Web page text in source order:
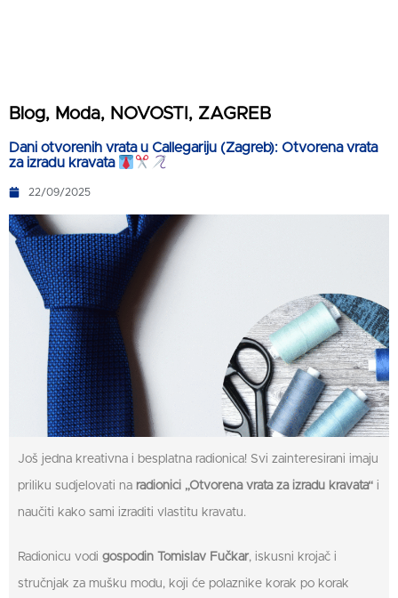
Blog, Moda, NOVOSTI , ZAGREB
Dani otvorenih vrata u Callegariju (Zagreb): Otvorena vrata
za izradu kravata
22/09/2025
Još jedna kreativna i besplatna radionica! Svi zainteresirani imaju
priliku sudjelovati na radionici „Otvorena vrata za izradu kravata“ i
naučiti kako sami izraditi vlastitu kravatu.
Radionicu vodi gospodin Tomislav Fučkar, iskusni krojač i
stručnjak za mušku modu, koji će polaznike korak po korak